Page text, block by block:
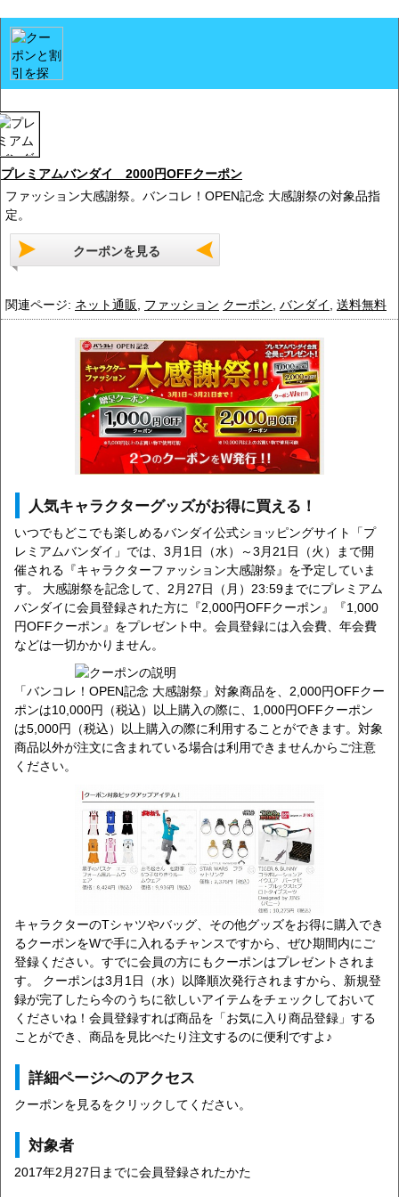
プレミアムバンダイ 2000円OFFクーポン
ファッション大感謝祭。バンコレ！OPEN記念 大感謝祭の対象品指
定。
クーポンを見る
関連ページ: ネット通販 ファッション クーポン バンダイ 送料無料
人気キャラクターグッズがお得に買える！
いつでもどこでも楽しめるバンダイ公式ショッピングサイト「プ
レミアムバンダイ」では、3月1日（水）～3月21日（火）まで開
催される『キャラクターファッション大感謝祭』を予定していま
す。 大感謝祭を記念して、2月27日（月）23:59までにプレミアム
バンダイに会員登録された方に『2,000円OFFクーポン』『1,000
円OFFクーポン』をプレゼント中。会員登録には入会費、年会費
などは一切かかりません。
「バンコレ！OPEN記念 大感謝祭」対象商品を、2,000円OFFクー
ポンは10,000円（税込）以上購入の際に、1,000円OFFクーポン
は5,000円（税込）以上購入の際に利用することができます。対象
商品以外が注文に含まれている場合は利用できませんからご注意
ください。
キャラクターのTシャツやバッグ、その他グッズをお得に購入でき
るクーポンをWで手に入れるチャンスですから、ぜひ期間内にご
登録ください。すでに会員の方にもクーポンはプレゼントされま
す。 クーポンは3月1日（水）以降順次発行されますから、新規登
録が完了したら今のうちに欲しいアイテムをチェックしておいて
くださいね！会員登録すれば商品を「お気に入り商品登録」する
ことができ、商品を見比べたり注文するのに便利ですよ♪
詳細ページへのアクセス
クーポンを見るをクリックしてください。
対象者
2017年2月27日までに会員登録されたかた